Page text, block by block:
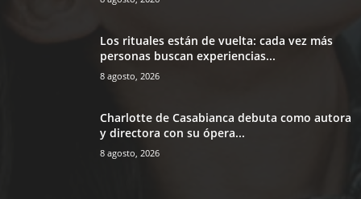
Los rituales están de vuelta: cada vez más
personas buscan experiencias...
8 agosto, 2026
Charlotte de Casabianca debuta como autora
y directora con su ópera...
8 agosto, 2026